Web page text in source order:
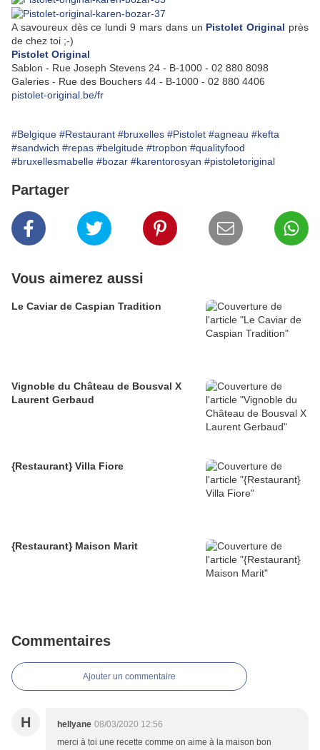
A savoureux dès ce lundi 9 mars dans un Pistolet Original près
de chez toi ;-)
Pistolet Original
Sablon - Rue Joseph Stevens 24 - B-1000 - 02 880 8098
Galeries - Rue des Bouchers 44 - B-1000 - 02 880 4406
pistolet-original.be/fr
#Belgique #Restaurant #bruxelles #Pistolet #agneau #kefta
#sandwich #repas #belgitude #tropbon #qualityfood
#bruxellesmabelle #bozar #karentorosyan #pistoletoriginal
Partager
Vous aimerez aussi
Le Caviar de Caspian Tradition
Vignoble du Château de Bousval X
Laurent Gerbaud
{Restaurant} Villa Fiore
{Restaurant} Maison Marit
Commentaires
Ajouter un commentaire
H hellyane 08/03/2020 12:56
merci à toi une recette comme on aime à la maison bon